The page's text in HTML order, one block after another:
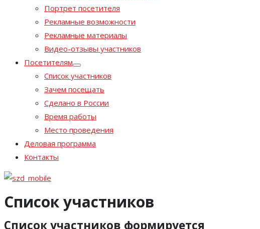
Портрет посетителя
Рекламные возможности
Рекламные материалы
Видео-отзывы участников
Посетителям
Список участников
Зачем посещать
Сделано в России
Время работы
Место проведения
Деловая программа
Контакты
Список участников
Список участников формируется